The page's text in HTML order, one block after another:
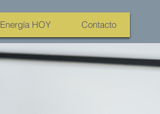
Energía HOY Contacto